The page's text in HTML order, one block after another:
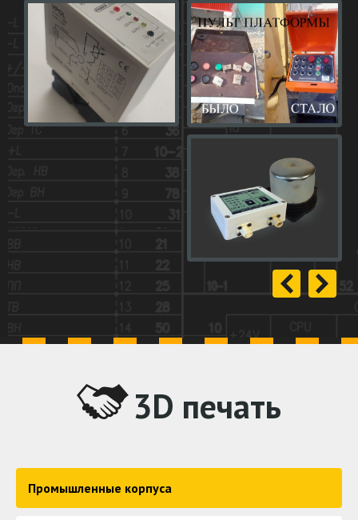
3D печать
Промышленные корпуса
Обратный звонок ×